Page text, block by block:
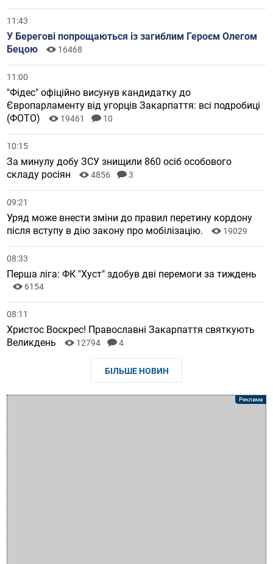
11:43
У Берегові попрощаються із загиблим Героєм Олегом
Бецою
16468
11:00
"Фідес" офіційно висунув кандидатку до
Європарламенту від угорців Закарпаття: всі подробиці
(ФОТО)
19461 10
10:15
За минулу добу ЗСУ знищили 860 осіб особового
складу росіян
4856 3
09:21
Уряд може внести зміни до правил перетину кордону
після вступу в дію закону про мобілізацію.
19029
08:33
Перша ліга: ФК "Хуст" здобув дві перемоги за тиждень
6154
08:11
Христос Воскрес! Православні Закарпаття святкують
Великдень
12794 4
БІЛЬШЕ НОВИН